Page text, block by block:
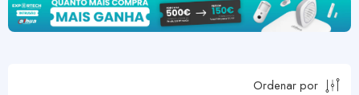
Ordenar por